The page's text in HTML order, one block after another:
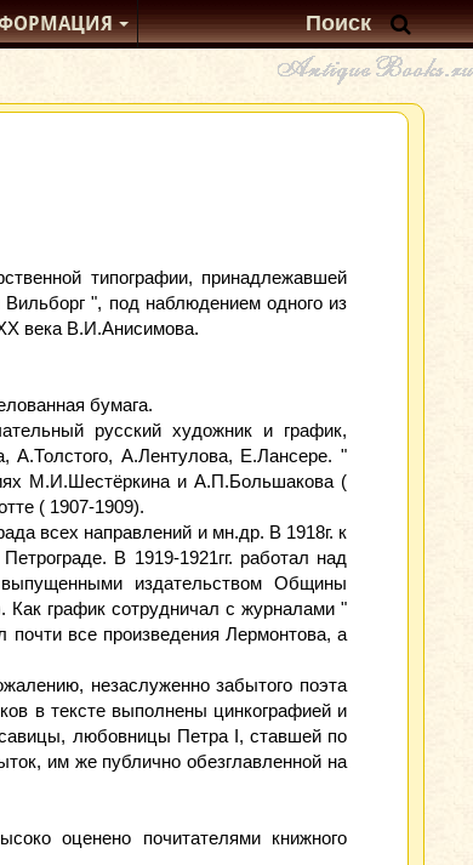
типографии, принадлежавшей
", под наблюдением одного из
века В.И.Анисимова.
бумага.
русский художник и график,
А.Толстого, А.Лентулова, Е.Лансере. "
М.И.Шестёркина и А.П.Большакова (
( 1907-1909).
всех направлений и мн.др. В 1918г. к
В 1919-1921гг. работал над
издательством Общины
график сотрудничал с журналами "
все произведения Лермонтова, а
незаслуженно забытого поэта
в тексте выполнены цинкографией и
любовницы Петра I, ставшей по
им же публично обезглавленной на
оценено почитателями книжного